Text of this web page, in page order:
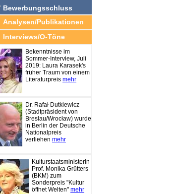
Bewerbungsschluss
Analysen/Publikationen
Interviews/O-Töne
Bekenntnisse im
Sommer-Interview, Juli
2019: Laura Karasek's
früher Traum von einem
Literaturpreis mehr
Dr. Rafał Dutkiewicz
(Stadtpräsident von
Breslau/Wrocław) wurde
in Berlin der Deutsche
Nationalpreis
verliehen mehr
Kulturstaatsministerin
Prof. Monika Grütters
(BKM) zum
Sonderpreis "Kultur
öffnet Welten" mehr